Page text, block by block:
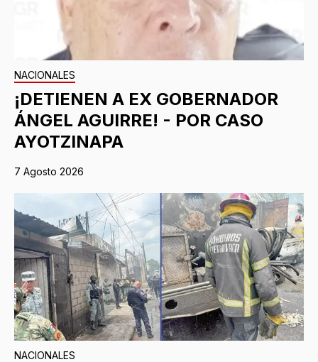
NACIONALES
¡DETIENEN A EX GOBERNADOR
ÁNGEL AGUIRRE! - POR CASO
AYOTZINAPA
7 Agosto 2026
NACIONALES